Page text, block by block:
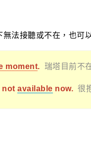
法接聽或不在，也可
moment. 瑞塔目前不
not available now. 很